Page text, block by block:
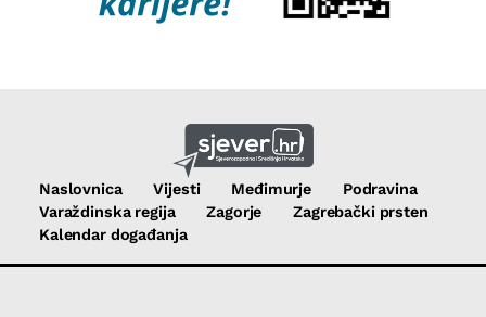
Naslovnica Vijesti Međimurje
Podravina
Varaždinska regija
Zagorje
Zagrebački prsten
Kalendar događanja